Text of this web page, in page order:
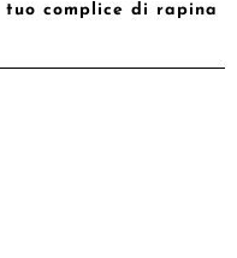
tuo complice di rapina